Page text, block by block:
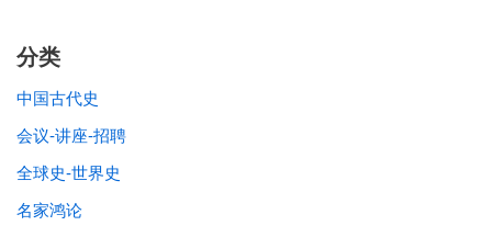
分类
中国古代史
会议-讲座-招聘
全球史-世界史
名家鸿论